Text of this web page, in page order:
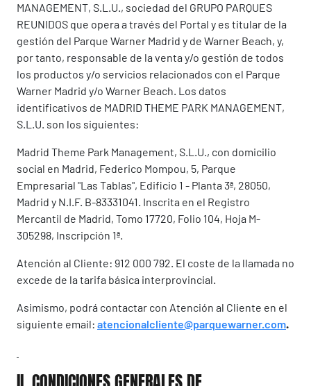
MANAGEMENT, S.L.U., sociedad del GRUPO PARQUES
REUNIDOS que opera a través del Portal y es titular de la
gestión del Parque Warner Madrid y de Warner Beach, y,
por tanto, responsable de la venta y/o gestión de todos
los productos y/o servicios relacionados con el Parque
Warner Madrid y/o Warner Beach. Los datos
identificativos de MADRID THEME PARK MANAGEMENT,
S.L.U. son los siguientes:
Madrid Theme Park Management, S.L.U., con domicilio
social en Madrid, Federico Mompou, 5, Parque
Empresarial "Las Tablas", Edificio 1 - Planta 3ª, 28050,
Madrid y N.I.F. B-83331041. Inscrita en el Registro
Mercantil de Madrid, Tomo 17720, Folio 104, Hoja M-
305298, Inscripción 1ª.
Atención al Cliente: 912 000 792. El coste de la llamada no
excede de la tarifa básica interprovincial.
Asimismo, podrá contactar con Atención al Cliente en el
siguiente email: atencionalcliente@parquewarner.com.